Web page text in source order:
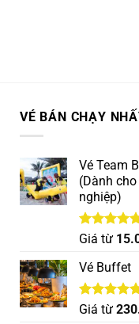
VÉ BÁN CHẠY
Vé Team
(Dành
nghiệp)
Được xếp
5 sao
Giá từ
Vé Buffet
Được xếp
Giá từ